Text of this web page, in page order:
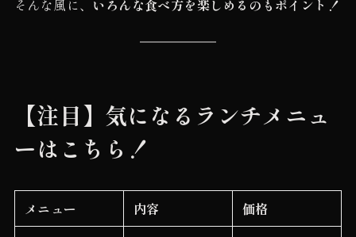
そんな風に、 いろんな食べ方を楽しめるのもポイント！
【注目】気になるランチメニュ
ーはこちら！
メニュー 内容
価格